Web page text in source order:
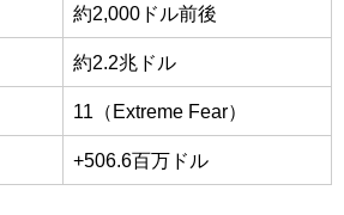
約2,000ドル前後
約2.2兆ドル
11（Extreme Fear）
+506.6百万ドル